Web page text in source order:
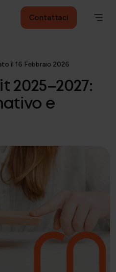
Contattaci
il 16 Febbraio 2026
2025–2027:
e